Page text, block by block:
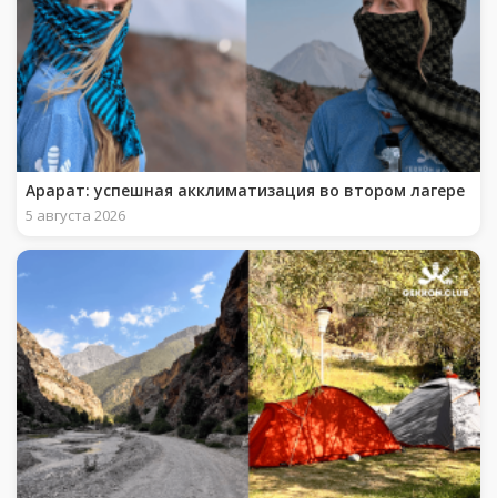
Арарат: успешная акклиматизация во втором лагере
5 августа 2026